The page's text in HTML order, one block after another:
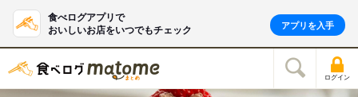
食べログアプリで
おいしいお店をいつでもチェック
アプリを入手
ログイン